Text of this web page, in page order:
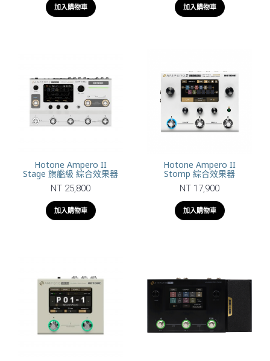
加入購物車 加入購物車
Hotone Ampero II
Stage 旗艦級 綜合效果器
NT 25,800
加入購物車
Hotone Ampero II
Stomp 綜合效果器
NT 17,900
加入購物車